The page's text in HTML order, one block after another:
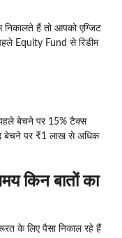
हैं तो आपको एग्जिट
Equity Fund से रिडीम
बेचने पर 15% टैक्स
बेचने पर ₹1 लाख से अधिक
किन बातों का
के लिए पैसा निकाल रहे हैं